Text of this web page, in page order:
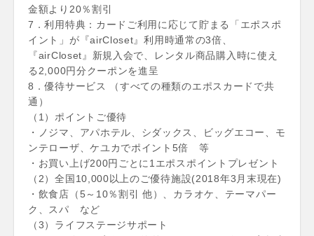
金額より20％割引
7．利用特典：カードご利用に応じて貯まる「エポスポ
イント」が『airCloset』利用時通常の3倍、
『airCloset』新規入会で、レンタル商品購入時に使え
る2,000円分クーポンを進呈
8．優待サービス （すべての種類のエポスカードで共
通）
（1）ポイントご優待
・ノジマ、アパホテル、シダックス、ビッグエコー、モ
ンテローザ、ケユカでポイント5倍 等
・お買い上げ200円ごとに1エポスポイントプレゼント
（2）全国10,000以上のご優待施設(2018年3月末現在)
・飲食店（5～10％割引 他）、カラオケ、テーマパー
ク、スパ など
（3）ライフステージサポート